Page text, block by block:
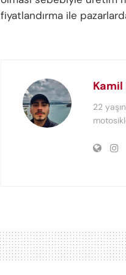
fiyatlandırma ile
22